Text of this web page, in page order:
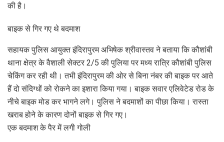
की है।
बाइक से गिर गए थे बदमाश
सहायक पुलिस आयुक्त इंदिरापुरम अभिषेक श्रीवास्तव ने बताया कि कौशांबी
थाना क्षेत्र के वैशाली सेक्टर 2/5 की पुलिया पर मध्य रात्रि कौशांबी पुलिस
चेकिंग कर रही थी। तभी इंदिरापुरम की ओर से बिना नंबर की बाइक पर आते
हैं दो संदिग्धों को रोकने का इशारा किया गया। बाइक सवार एलिवेटेड रोड के
नीचे बाइक मोड कर भागने लगे। पुलिस ने बदमाशों का पीछा किया। रास्ता
खराब होने के कारण दोनों बाइक से गिर गए।
एक बदमाश के पैर में लगी गोली